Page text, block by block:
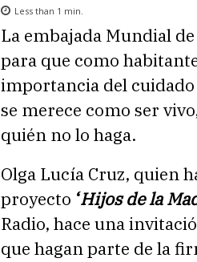
Less than 1 min.
La embajada Mundial
para que como
importancia del
se merece como ser
quién no lo haga.
Olga Lucía Cruz, quien
proyecto ‘Hijos de la
Radio, hace una
que hagan parte de la